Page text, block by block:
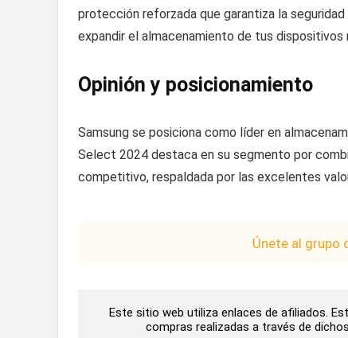
protección reforzada que garantiza la
expandir el almacenamiento de tus dispositivos
Opinión y posicionamiento
Samsung se posiciona como líder en
Select 2024 destaca en su segmento por
competitivo, respaldada por las excelentes
Únete al grupo
Este sitio web utiliza enlaces de afiliados.
compras realizadas a través de